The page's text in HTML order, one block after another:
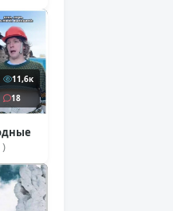
11,6к
18
)